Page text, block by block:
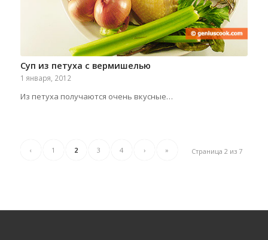
Суп из петуха с вермишелью
1 января, 2012
Из петуха получаются очень вкусные…
Страница 2 из 7
‹ 1 2 3 4 › »